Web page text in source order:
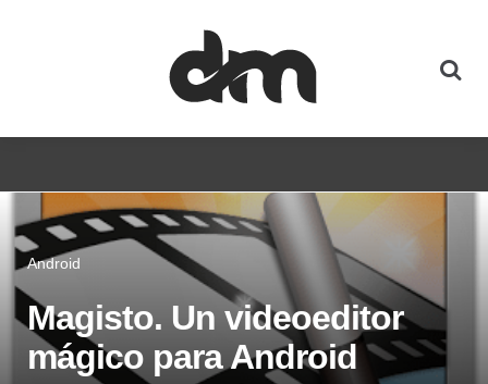
Android
Magisto. Un videoeditor
mágico para Android